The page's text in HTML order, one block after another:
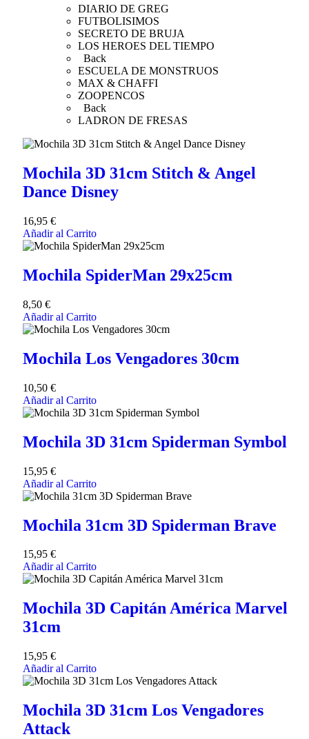
DIARIO DE GREG
FUTBOLISIMOS
SECRETO DE BRUJA
LOS HEROES DEL TIEMPO
Back
ESCUELA DE MONSTRUOS
MAX & CHAFFI
ZOOPENCOS
Back
LADRON DE FRESAS
Mochila 3D 31cm Stitch & Angel
Dance Disney
16,95 €
Añadir al Carrito
Mochila SpiderMan 29x25cm
8,50 €
Añadir al Carrito
Mochila Los Vengadores 30cm
10,50 €
Añadir al Carrito
Mochila 3D 31cm Spiderman Symbol
15,95 €
Añadir al Carrito
Mochila 31cm 3D Spiderman Brave
15,95 €
Añadir al Carrito
Mochila 3D Capitán América Marvel
31cm
15,95 €
Añadir al Carrito
Mochila 3D 31cm Los Vengadores
Attack